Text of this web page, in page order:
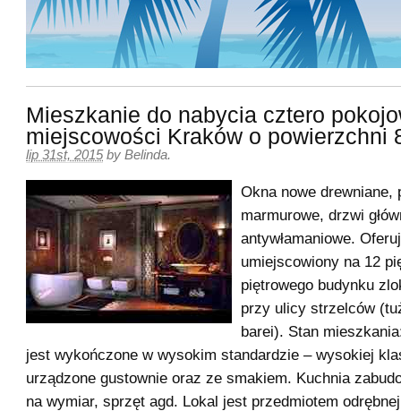
Mieszkanie do nabycia cztero
miejscowości Kraków o powierzchni
lip 31st, 2015 by Belinda.
Okna nowe drewniane,
marmurowe, drzwi
antywłamaniowe.
umiejscowiony na 12
piętrowego budynku
przy ulicy strzelców
barei). Stan
jest wykończone w wysokim standardzie – wysokiej
urządzone gustownie oraz ze smakiem. Kuchnia
na wymiar, sprzęt agd. Lokal jest przedmiotem